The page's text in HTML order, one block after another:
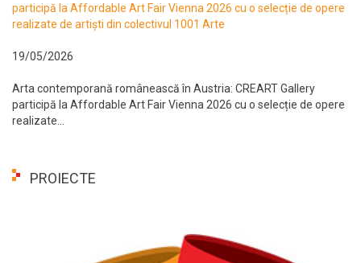
participă la Affordable Art Fair Vienna 2026 cu o selecție de opere
realizate de artiști din colectivul 1001 Arte
19/05/2026
Arta contemporană românească în Austria: CREART Gallery
participă la Affordable Art Fair Vienna 2026 cu o selecție de opere
realizate...
PROIECTE